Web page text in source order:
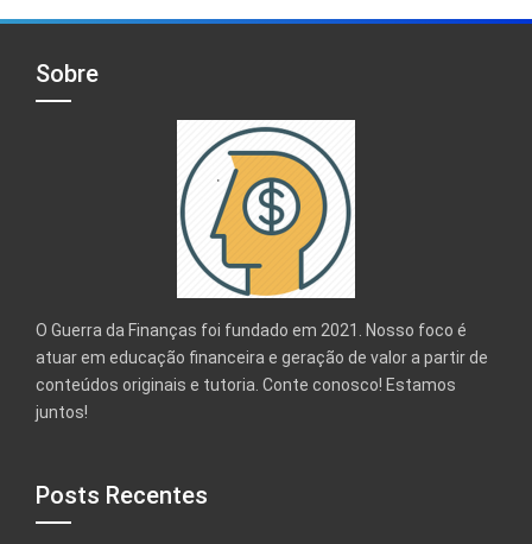
Sobre
O Guerra da Finanças foi fundado em 2021. Nosso foco é
atuar em educação financeira e geração de valor a partir de
conteúdos originais e tutoria. Conte conosco! Estamos
juntos!
Posts Recentes